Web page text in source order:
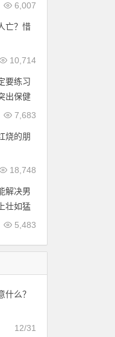
6,007
亡？惜
10,714
要练习
出保健
十分钟
7,683
烧的朋
18,748
解决男
壮如猛
5,483
什么？
12/31